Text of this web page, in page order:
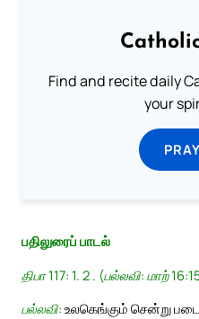
Find and recite daily
your
பதிலுரைப் பாடல்
திபா 117: 1. 2 . (பல்லவி: மாற்
பல்லவி: உலகெங்கும் சென்று